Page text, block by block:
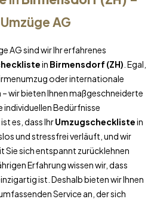
AG
AG sind wir Ihr erfahrenes
in Birmensdorf (ZH) . Egal,
oder internationale
– wir bieten Ihnen maßgeschneiderte
individuellen Bedürfnisse
es, dass IhrUmzugschecklistein
und stressfrei verläuft, und wir
Sie sich entspannt zurücklehnen
Erfahrung wissen wir, dass
ist. Deshalb bieten wir Ihnen
Service an, der sich